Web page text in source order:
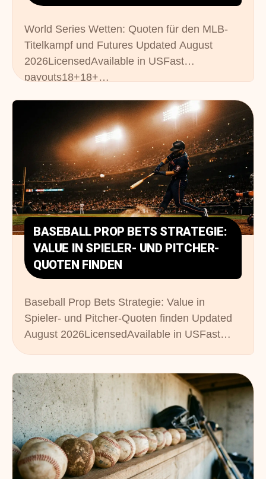
World Series Wetten: Quoten für den MLB-
Titelkampf und Futures Updated August
2026LicensedAvailable in USFast
payouts18+18+…
BASEBALL PROP BETS STRATEGIE:
VALUE IN SPIELER- UND PITCHER-
QUOTEN FINDEN
Baseball Prop Bets Strategie: Value in
Spieler- und Pitcher-Quoten finden Updated
August 2026LicensedAvailable in USFast…